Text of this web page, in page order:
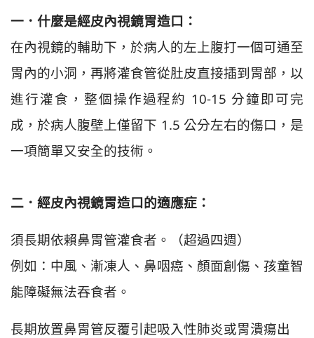
一．什麼是經皮內視鏡胃造口：
在內視鏡的輔助下，於病人的左上腹打一個可通至
胃內的小洞，再將灌食管從肚皮直接插到胃部，以
進行灌食，整個操作過程約 10-15 分鐘即可完
成，於病人腹壁上僅留下 1.5 公分左右的傷口，是
一項簡單又安全的技術。
二．經皮內視鏡胃造口的適應症：
須長期依賴鼻胃管灌食者。（超過四週）
例如：中風、漸凍人、鼻咽癌、顏面創傷、孩童智
能障礙無法吞食者。
長期放置鼻胃管反覆引起吸入性肺炎或胃潰瘍出